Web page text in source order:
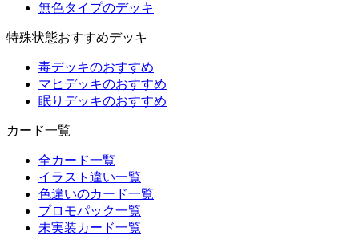
無色タイプのデッキ
特殊状態おすすめデッキ
毒デッキのおすすめ
マヒデッキのおすすめ
眠りデッキのおすすめ
カード一覧
全カード一覧
イラスト違い一覧
色違いのカード一覧
プロモパック一覧
未実装カード一覧